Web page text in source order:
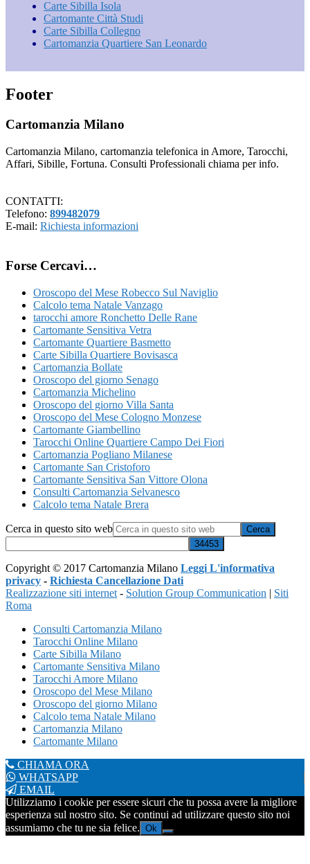
Carte Sibilla Isola
Cartomante Città Studi
Carte Sibilla Collegno
Cartomanzia Quartiere San Leonardo
Footer
Cartomanzia Milano
Cartomanzia Milano, cartomanzia telefonica in Amore, Tarocchi,
Affari, Sibille, Fortuna. Consulti Professionali chiama per info.
CONTATTI:
Telefono: 899482079
E-mail: Richiesta informazioni
Forse Cercavi…
Oroscopo del Mese Robecco Sul Naviglio
Calcolo tema Natale Vanzago
tarocchi amore Ronchetto Delle Rane
Cartomante Sensitiva Vetra
Cartomante Quartiere Basmetto
Carte Sibilla Quartiere Bovisasca
Cartomanzia Bollate
Oroscopo del giorno Senago
Cartomanzia Michelino
Oroscopo del giorno Villa Santa
Oroscopo del Mese Cologno Monzese
Cartomante Giambellino
Tarocchi Online Quartiere Campo Dei Fiori
Cartomanzia Pogliano Milanese
Cartomante San Cristoforo
Cartomante Sensitiva San Vittore Olona
Consulti Cartomanzia Selvanesco
Calcolo tema Natale Brera
Cerca in questo sito web
Copyright © 2017 Cartomanzia Milano Leggi L'informativa
privacy - Richiesta Cancellazione Dati
Realizzazione siti internet - Solution Group Communication | Siti
Roma
Consulti Cartomanzia Milano
Tarocchi Online Milano
Carte Sibilla Milano
Cartomante Sensitiva Milano
Tarocchi Amore Milano
Oroscopo del Mese Milano
Oroscopo del giorno Milano
Calcolo tema Natale Milano
Cartomanzia Milano
Cartomante Milano
CHIAMA ORA
WHATSAPP
EMAIL
Utilizziamo i cookie per essere sicuri che tu possa avere la migliore
esperienza sul nostro sito. Se continui ad utilizzare questo sito noi
assumiamo che tu ne sia felice. Ok